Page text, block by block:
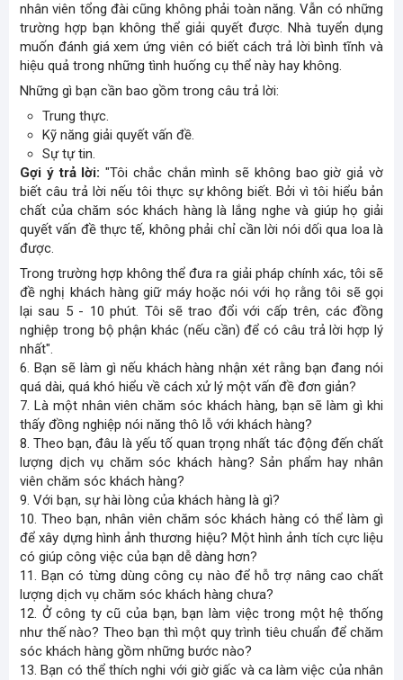
nhân viên tổng đài cũng không phải toàn năng. Vẫn có những
trường hợp bạn không thể giải quyết được. Nhà tuyển dụng
muốn đánh giá xem ứng viên có biết cách trả lời bình tĩnh và
hiệu quả trong những tình huống cụ thể này hay không.
Những gì bạn cần bao gồm trong câu trả lời:
Trung thực.
Kỹ năng giải quyết vấn đề.
Sự tự tin.
Gợi ý trả lời:"Tôi chắc chắn mình sẽ không bao giờ giả vờ
biết câu trả lời nếu tôi thực sự không biết. Bởi vì tôi hiểu bản
chất của chăm sóc khách hàng là lắng nghe và giúp họ giải
quyết vấn đề thực tế, không phải chỉ cần lời nói dối qua loa là
được.
Trong trường hợp không thể đưa ra giải pháp chính xác, tôi sẽ
đề nghị khách hàng giữ máy hoặc nói với họ rằng tôi sẽ gọi
lại sau 5 - 10 phút. Tôi sẽ trao đổi với cấp trên, các đồng
nghiệp trong bộ phận khác (nếu cần) để có câu trả lời hợp lý
nhất".
6. Bạn sẽ làm gì nếu khách hàng nhận xét rằng bạn đang nói
quá dài, quá khó hiểu về cách xử lý một vấn đề đơn giản?
7. Là một nhân viên chăm sóc khách hàng, bạn sẽ làm gì khi
thấy đồng nghiệp nói năng thô lỗ với khách hàng?
8. Theo bạn, đâu là yếu tố quan trọng nhất tác động đến chất
lượng dịch vụ chăm sóc khách hàng? Sản phẩm hay nhân
viên chăm sóc khách hàng?
9. Với bạn, sự hài lòng của khách hàng là gì?
10. Theo bạn, nhân viên chăm sóc khách hàng có thể làm gì
để xây dựng hình ảnh thương hiệu? Một hình ảnh tích cực liệu
có giúp công việc của bạn dễ dàng hơn?
11. Bạn có từng dùng công cụ nào để hỗ trợ nâng cao chất
lượng dịch vụ chăm sóc khách hàng chưa?
12. Ở công ty cũ của bạn, bạn làm việc trong một hệ thống
như thế nào? Theo bạn thì một quy trình tiêu chuẩn để chăm
sóc khách hàng gồm những bước nào?
13. Bạn có thể thích nghi với giờ giấc và ca làm việc của nhân